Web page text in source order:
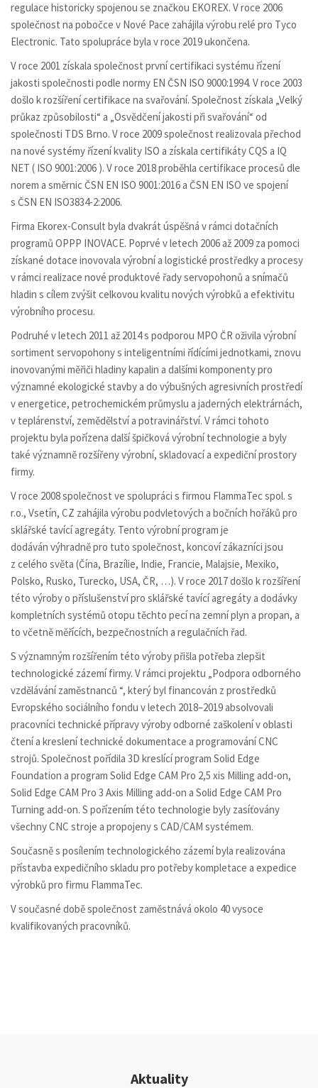
regulace historicky spojenou se značkou EKOREX. V roce 2006
společnost na pobočce v Nové Pace zahájila výrobu relé pro Tyco
Electronic. Tato spolupráce byla v roce 2019 ukončena.
V roce 2001 získala společnost první certifikaci systému řízení
jakosti společnosti podle normy EN ČSN ISO 9000:1994. V roce 2003
došlo k rozšíření certifikace na svařování. Společnost získala „Velký
průkaz způsobilosti“ a „Osvědčení jakosti při svařování“ od
společnosti TDS Brno. V roce 2009 společnost realizovala přechod
na nové systémy řízení kvality ISO a získala certifikáty CQS a IQ
NET ( ISO 9001:2006 ). V roce 2018 proběhla certifikace procesů dle
norem a směrnic ČSN EN ISO 9001:2016 a ČSN EN ISO ve spojení
s ČSN EN ISO3834-2:2006.
Firma Ekorex-Consult byla dvakrát úspěšná v rámci dotačních
programů OPPP INOVACE. Poprvé v letech 2006 až 2009 za pomoci
získané dotace inovovala výrobní a logistické prostředky a procesy
v rámci realizace nové produktové řady servopohonů a snímačů
hladin s cílem zvýšit celkovou kvalitu nových výrobků a efektivitu
výrobního procesu.
Podruhé v letech 2011 až 2014 s podporou MPO ČR oživila výrobní
sortiment servopohony s inteligentními řídícími jednotkami, znovu
inovovanými měřiči hladiny kapalin a dalšími komponenty pro
významné ekologické stavby a do výbušných agresivních prostředí
v energetice, petrochemickém průmyslu a jaderných elektrárnách,
v teplárenství, zemědělství a potravinářství. V rámci tohoto
projektu byla pořízena další špičková výrobní technologie a byly
také významně rozšířeny výrobní, skladovací a expediční prostory
firmy.
V roce 2008 společnost ve spolupráci s firmou FlammaTec spol. s
r.o., Vsetín, CZ zahájila výrobu podvletových a bočních hořáků pro
sklářské tavící agregáty. Tento výrobní program je
dodáván výhradně pro tuto společnost, koncoví zákazníci jsou
z celého světa (Čína, Brazílie, Indie, Francie, Malajsie, Mexiko,
Polsko, Rusko, Turecko, USA, ČR, …). V roce 2017 došlo k rozšíření
této výroby o příslušenství pro sklářské tavící agregáty a dodávky
kompletních systémů otopu těchto pecí na zemní plyn a propan, a
to včetně měřících, bezpečnostních a regulačních řad.
S významným rozšířením této výroby přišla potřeba zlepšit
technologické zázemí firmy. V rámci projektu „Podpora odborného
vzdělávání zaměstnanců “, který byl financován z prostředků
Evropského sociálního fondu v letech 2018–2019 absolvovali
pracovníci technické přípravy výroby odborné zaškolení v oblasti
čtení a kreslení technické dokumentace a programování CNC
strojů. Společnost pořídila 3D kreslící program Solid Edge
Foundation a program Solid Edge CAM Pro 2,5 xis Milling add-on,
Solid Edge CAM Pro 3 Axis Milling add-on a Solid Edge CAM Pro
Turning add-on. S pořízením této technologie byly zasíťovány
všechny CNC stroje a propojeny s CAD/CAM systémem.
Současně s posílením technologického zázemí byla realizována
přístavba expedičního skladu pro potřeby kompletace a expedice
výrobků pro firmu FlammaTec.
V současné době společnost zaměstnává okolo 40 vysoce
kvalifikovaných pracovníků.
Aktuality